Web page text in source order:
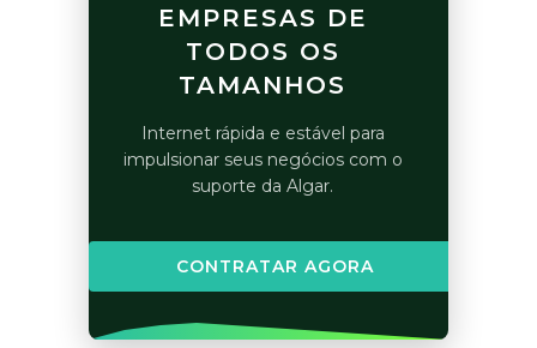
EMPRESAS DE
TODOS OS
TAMANHOS
Internet rápida e estável para
impulsionar seus negócios com o
suporte da Algar.
CONTRATAR AGORA